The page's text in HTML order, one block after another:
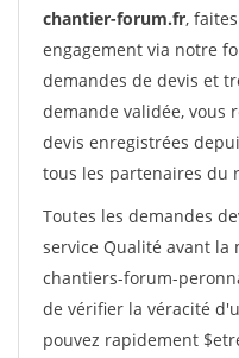
chantier-forum.fr,
engagement via notre
demandes de devis et
demande validée, vous
devis enregistrées
tous les partenaires du
Toutes les demandes
service Qualité avant la
chantiers-forum-
de vérifier la véracité
pouvez rapidement